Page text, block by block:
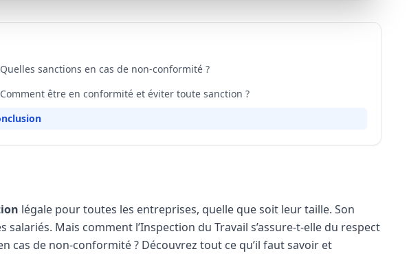
sanctions en cas de non-conformité ?
être en conformité et éviter toute sanction ?
légale pour toutes les entreprises, quelle que soit leur taille. Son
Mais comment l’Inspection du Travail s’assure-t-elle du respect
cas de non-conformité ? Découvrez tout ce qu’il faut savoir et